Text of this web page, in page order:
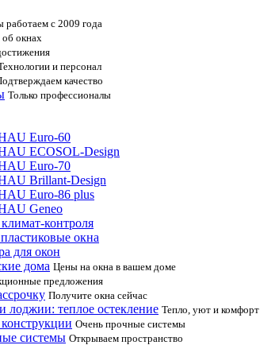
с 2009 года
окнах
и персонал
качество
Только профессионалы
Euro-60
ECOSOL-Design
Euro-70
Brillant-Design
Euro-86 plus
Geneo
контроля
окна
для окон
дома Цены на окна в вашем доме
предложения
Получите окна сейчас
лоджии: теплое остекление Тепло, уют и комфорт
Очень прочные системы
системы Открываем пространство